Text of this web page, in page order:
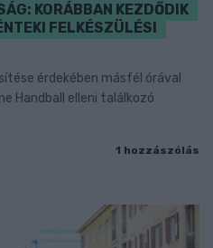
KORÁBBAN KEZDŐDIK
FELKÉSZÜLÉSI
érdekében másfél órával
Handball elleni találkozó
1 hozzászólás